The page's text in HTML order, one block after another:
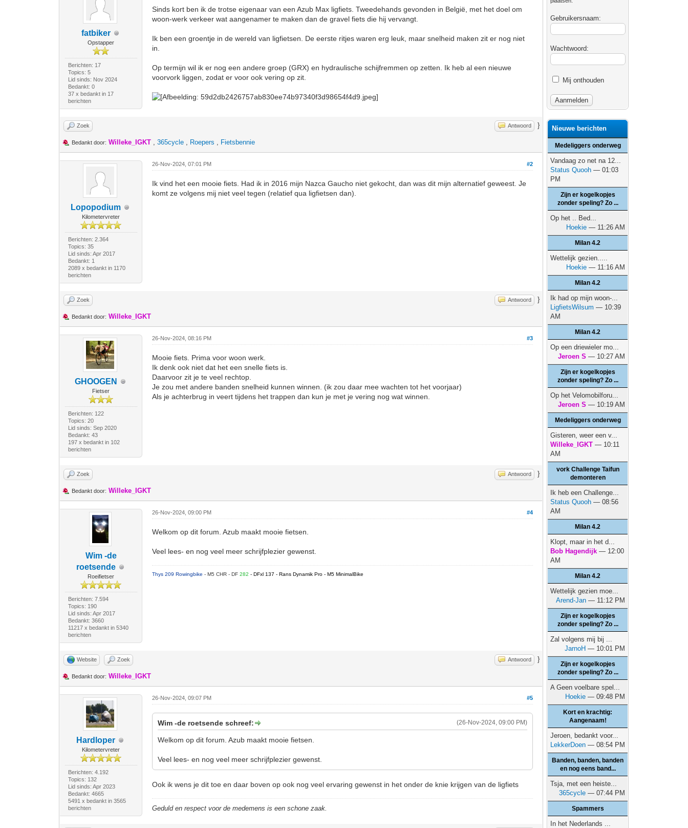
fatbiker
Opstapper
Berichten: 17
Topics: 5
Lid sinds: Nov 2024
Bedankt: 0
37 x bedankt in 17
berichten
Sinds kort ben ik de trotse eigenaar van een Azub Max ligfiets. Tweedehands gevonden in België, met het doel om
woon-werk verkeer wat aangenamer te maken dan de gravel fiets die hij vervangt.
Ik ben een groentje in de wereld van ligfietsen. De eerste ritjes waren erg leuk, maar snelheid maken zit er nog niet
in.
Op termijn wil ik er nog een andere groep (GRX) en hydraulische schijfremmen op zetten. Ik heb al een nieuwe
voorvork liggen, zodat er voor ook vering op zit.
Zoek Antwoord }
Bedankt door: Willeke_IGKT ,365cycle , Roepers , Fietsbennie
Lopopodium
Kilometervreter
Berichten: 2.364
Topics: 35
Lid sinds: Apr 2017
Bedankt: 1
2089 x bedankt in 1170
berichten
#2
26-Nov-2024, 07:01 PM
Ik vind het een mooie fiets. Had ik in 2016 mijn Nazca Gaucho niet gekocht, dan was dit mijn alternatief geweest. Je
komt ze volgens mij niet veel tegen (relatief qua ligfietsen dan).
Zoek Antwoord }
Bedankt door: Willeke_IGKT
GHOOGEN
Fietser
Berichten: 122
Topics: 20
Lid sinds: Sep 2020
Bedankt: 43
197 x bedankt in 102
berichten
#3
26-Nov-2024, 08:16 PM
Mooie fiets. Prima voor woon werk.
Ik denk ook niet dat het een snelle fiets is.
Daarvoor zit je te veel rechtop.
Je zou met andere banden snelheid kunnen winnen. (ik zou daar mee wachten tot het voorjaar)
Als je achterbrug in veert tijdens het trappen dan kun je met je vering nog wat winnen.
Zoek Antwoord }
Bedankt door: Willeke_IGKT
Wim -de
roetsende
Roeifietser
Berichten: 7.594
Topics: 190
Lid sinds: Apr 2017
Bedankt: 3660
11217 x bedankt in 5340
berichten
#4
26-Nov-2024, 09:00 PM
Welkom op dit forum. Azub maakt mooie fietsen.
Veel lees- en nog veel meer schrijfplezier gewenst.
Thys 209 Rowingbike- M5 CHR - DF282- DFxl 137 - Rans Dynamik Pro - M5 MinimalBike
Website Zoek Antwoord }
Bedankt door: Willeke_IGKT
Hardloper
Kilometervreter
Berichten: 4.192
Topics: 132
Lid sinds: Apr 2023
Bedankt: 4665
5491 x bedankt in 3565
berichten
#5
26-Nov-2024, 09:07 PM
(26-Nov-2024, 09:00 PM)
Wim -de roetsende schreef:
Welkom op dit forum. Azub maakt mooie fietsen.
Veel lees- en nog veel meer schrijfplezier gewenst.
Ook ik wens je dit toe en daar boven op ook nog veel ervaring gewenst in het onder de knie krijgen van de ligfiets
Geduld en respect voor de medemens is een schone zaak.
Gebruikersnaam:
Wachtwoord:
Mij onthouden
Nieuwe berichten
Medeliggers onderweg
Vandaag zo net na 12...
Status Quooh — 01:03
PM
Zijn er kogelkopjes
zonder speling? Zo ...
Op het .. Bed...
Hoekie — 11:26 AM
Milan 4.2
Wettelijk gezien.....
Hoekie — 11:16 AM
Milan 4.2
Ik had op mijn woon-...
LigfietsWilsum — 10:39
AM
Milan 4.2
Op een driewieler mo...
Jeroen S — 10:27 AM
Zijn er kogelkopjes
zonder speling? Zo ...
Op het Velomobilforu...
Jeroen S — 10:19 AM
Medeliggers onderweg
Gisteren, weer een v...
Willeke_IGKT — 10:11
AM
vork Challenge Taifun
demonteren
Ik heb een Challenge...
Status Quooh — 08:56
AM
Milan 4.2
Klopt, maar in het d...
Bob Hagendijk — 12:00
AM
Milan 4.2
Wettelijk gezien moe...
Arend-Jan — 11:12 PM
Zijn er kogelkopjes
zonder speling? Zo ...
Zal volgens mij bij ...
JarnoH — 10:01 PM
Zijn er kogelkopjes
zonder speling? Zo ...
A Geen voelbare spel...
Hoekie — 09:48 PM
Kort en krachtig:
Aangenaam!
Jeroen, bedankt voor...
LekkerDoen — 08:54 PM
Banden, banden, banden
en nog eens band...
Tsja, met een heiste...
365cycle — 07:44 PM
Spammers
In het Nederlands ...